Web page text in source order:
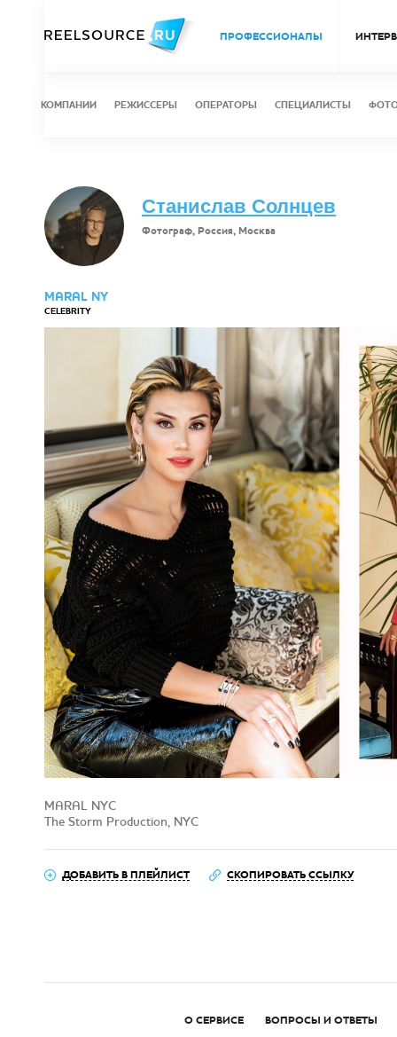
ПРОФЕССИОНАЛЫ
КОМПАНИИ РЕЖИССЕРЫ ОПЕРАТОРЫ СПЕЦИАЛИСТЫ
Станислав Солнцев
Фотограф, Россия, Москва
MARAL NY
CELEBRITY
MARAL NYC
The Storm Production, NYC
ДОБАВИТЬ В ПЛЕЙЛИСТ СКОПИРОВАТЬ ССЫЛКУ
О СЕРВИСЕ ВОПРОСЫ И ОТВЕТЫ